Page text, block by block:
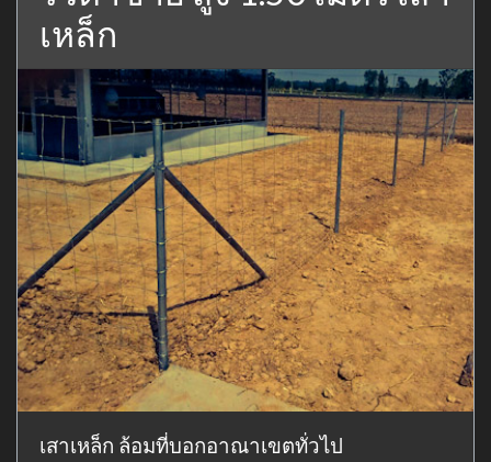
เหล็ก
เสาเหล็ก ล้อมที่บอกอาณาเขตทั่วไป